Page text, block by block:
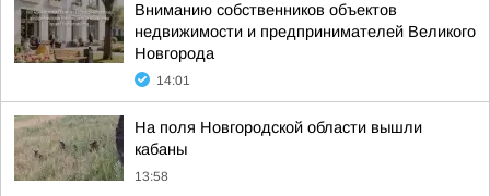
Вниманию собственников объектов
недвижимости и предпринимателей Великого
Новгорода
14:01
На поля Новгородской области вышли
кабаны
13:58